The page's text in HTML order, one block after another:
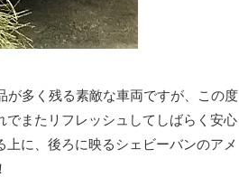
が多く残る素敵な車両ですが、この度
またリフレッシュしてしばらく安心
に、後ろに映るシェビーバンのアメ